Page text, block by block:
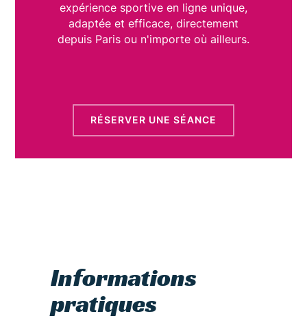
expérience sportive en ligne unique,
adaptée et efficace, directement
depuis Paris ou n'importe où ailleurs.
RÉSERVER UNE SÉANCE
Informations
pratiques